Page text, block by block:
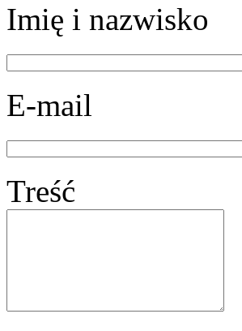
Imię i nazwisko
E-mail
Treść